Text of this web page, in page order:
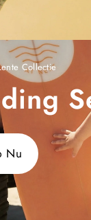
Collectie
Nu